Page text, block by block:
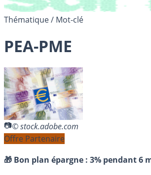
Thématique / Mot-clé
PEA-PME
© stock.adobe.com
Offre Partenaire
🎁 Bon plan épargne : 3% pendant 6